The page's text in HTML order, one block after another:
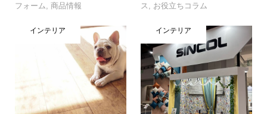
フォーム
商品情報
ス
お役立ちコラム
インテリア インテリア